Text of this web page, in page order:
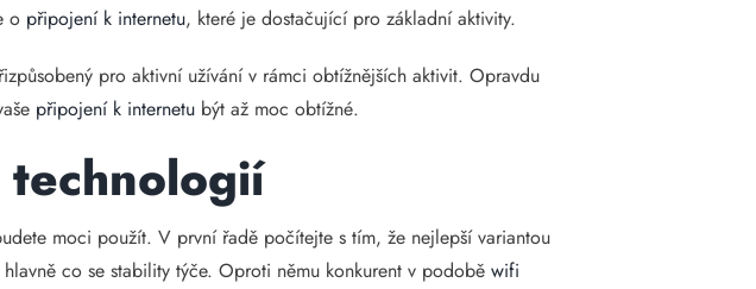
o připojení k internetu, které je dostačující pro základní aktivity.
pro aktivní užívání v rámci obtížnějších aktivit. Opravdu
připojení k internetu být až moc obtížné.
technologií
moci použít. V první řadě počítejte s tím, že nejlepší variantou
co se stability týče. Oproti němu konkurent v podoběwifi